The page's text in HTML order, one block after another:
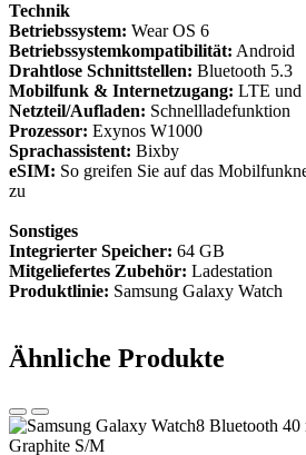
Technik
Betriebssystem: Wear OS 6
Betriebssystemkompatibilität: Android
Drahtlose Schnittstellen: Bluetooth 5.3
Mobilfunk & Internetzugang: LTE
Netzteil/Aufladen: Schnellladefunktion
Prozessor: Exynos W1000
Sprachassistent: Bixby
eSIM: So greifen Sie auf das
zu
Sonstiges
Integrierter Speicher: 64 GB
Mitgeliefertes Zubehör: Ladestation
Produktlinie: Samsung Galaxy Watch
Ähnliche Produkte